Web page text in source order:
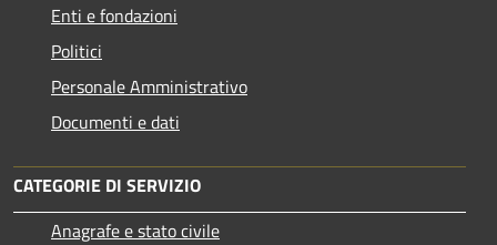
Enti e fondazioni
Politici
Personale Amministrativo
Documenti e dati
CATEGORIE DI SERVIZIO
Anagrafe e stato civile